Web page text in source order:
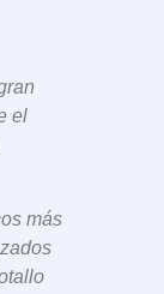
el
más